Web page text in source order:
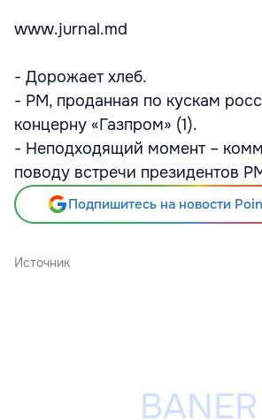
www.jurnal.md
- Дорожает хлеб.
- РМ, проданная по кускам
концерну «Газпром» (1).
- Неподходящий момент –
поводу встречи президентов
Подпишитесь на новости
Источник